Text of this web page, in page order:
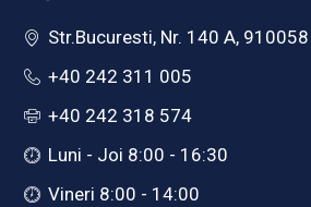
Str.Bucuresti, Nr. 140 A, 910058
+40 242 311 005
+40 242 318 574
Luni - Joi 8:00 - 16:30
Vineri 8:00 - 14:00